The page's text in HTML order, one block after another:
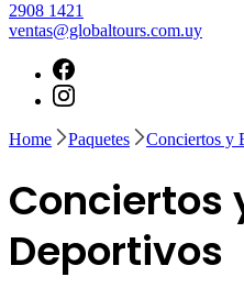
2908 1421
ventas@globaltours.com.uy
Home Paquetes Conciertos y
Conciertos
Deportivos